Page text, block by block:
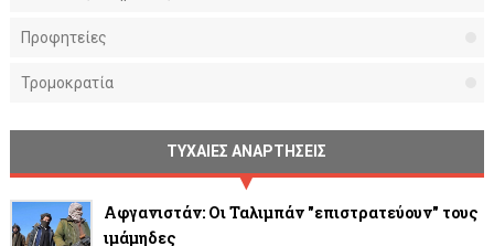
Προφητείες
Τρομοκρατία
ΤΥΧΑΙΕΣ ΑΝΑΡΤΗΣΕΙΣ
Αφγανιστάν: Οι Ταλιμπάν "επιστρατεύουν" τους
ιμάμηδες